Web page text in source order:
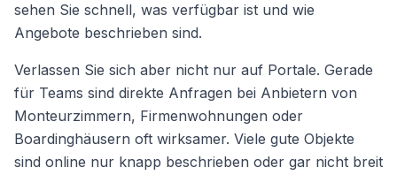
sehen Sie schnell, was verfügbar ist und wie
Angebote beschrieben sind.
Verlassen Sie sich aber nicht nur auf Portale. Gerade
für Teams sind direkte Anfragen bei Anbietern von
Monteurzimmern, Firmenwohnungen oder
Boardinghäusern oft wirksamer. Viele gute Objekte
sind online nur knapp beschrieben oder gar nicht breit